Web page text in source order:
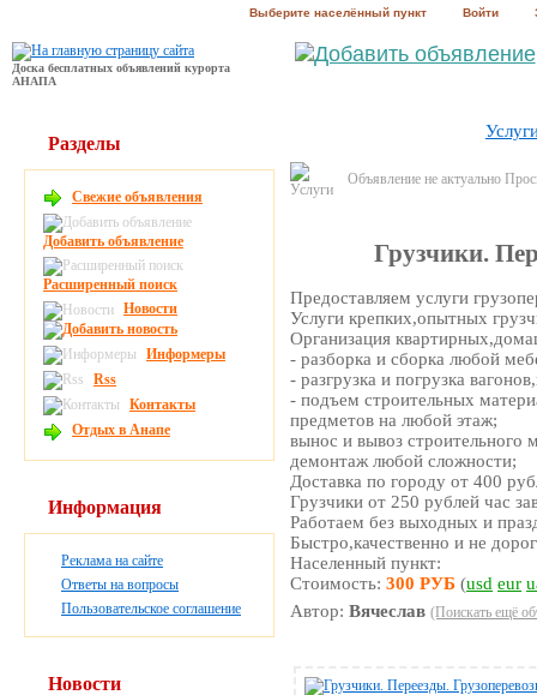
Выберите населённый пункт Войти
Доска бесплатных объявлений курорта
АНАПА
Объявление не актуально
Грузчики.
Предоставляем услуги
Услуги крепких,опытных
Организация
- разборка и сборка любой
- разгрузка и погрузка
- подъем строительных
предметов на любой этаж;
вынос и вывоз строительного
демонтаж любой сложности;
Доставка по городу от 400
Грузчики от 250 рублей час
Работаем без выходных и
Быстро,качественно и не
Населенный пункт:
Стоимость:300 РУБ (usd eur
Автор:Вячеслав (Поискать ещё
Разделы
Свежие объявления
Добавить объявление
Расширенный поиск
Новости
Информеры
Rss
Контакты
Отдых в Анапе
Информация
Реклама на сайте
Ответы на вопросы
Пользовательское соглашение
Новости